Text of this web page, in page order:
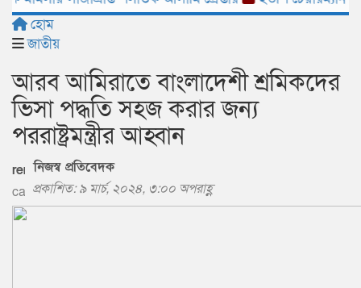
হোম
জাতীয়
আরব আমিরাতে বাংলাদেশী শ্রমিকদের
ভিসা পদ্ধতি সহজ করার জন্য
পররাষ্ট্রমন্ত্রীর আহ্বান
নিজস্ব প্রতিবেদক
প্রকাশিত: ৯ মার্চ, ২০২৪, ৩:০০ অপরাহ্ণ